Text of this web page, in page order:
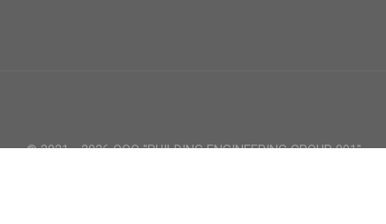
© 2021 - 2026 ООО "BUILDING ENGINEERING GROUP 001"